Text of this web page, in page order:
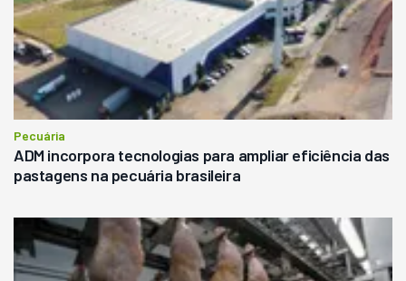
Pecuária
ADM incorpora tecnologias para ampliar eficiência das
pastagens na pecuária brasileira